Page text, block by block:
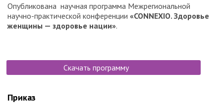
Опубликована научная программа Межрегиональной
научно-практической конференции «CONNEXIO. Здоровье
женщины — здоровье нации».
Скачать программу
Приказ